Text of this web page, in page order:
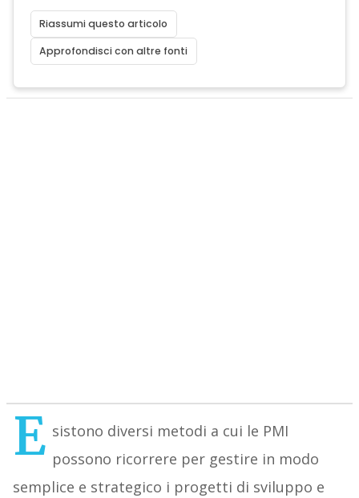
Riassumi questo articolo
Approfondisci con altre fonti
E sistono diversi metodi a cui le PMI
possono ricorrere per gestire in modo
semplice e strategico i progetti di sviluppo e